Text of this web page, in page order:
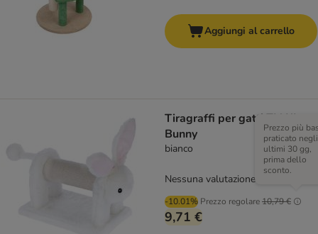
Aggiungi al carrello
Tiragraffi per gatti TIAKI
Bunny
bianco
-10.01% Prezzo regolare10,79 €
Prezzo più
praticato negli
ultimi 30 gg,
prima dello
sconto.
9,71 €
Nessuna valutazione